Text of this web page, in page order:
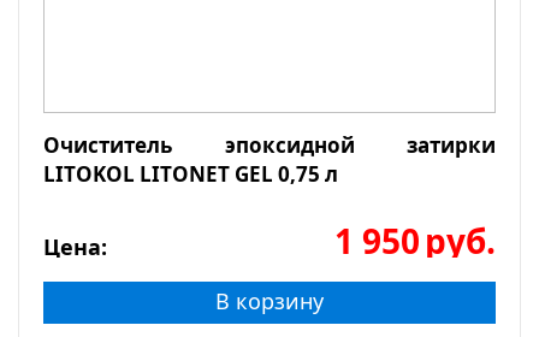
Очиститель эпоксидной затирки
LITOKOL LITONET GEL 0,75 л
Цена: 1 950руб.
В корзину